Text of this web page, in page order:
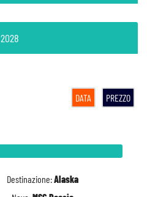
DATA PREZZO
Destinazione:Alaska
2028